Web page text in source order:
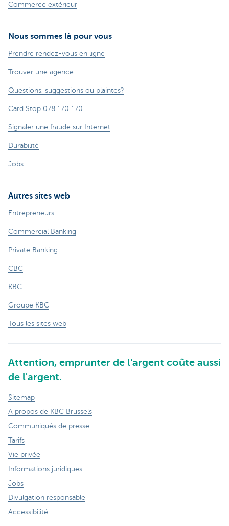
Commerce extérieur
Nous sommes là pour vous
Prendre rendez-vous en ligne
Trouver une agence
Questions, suggestions ou plaintes?
Card Stop 078 170 170
Signaler une fraude sur Internet
Durabilité
Jobs
Autres sites web
Entrepreneurs
Commercial Banking
Private Banking
CBC
KBC
Groupe KBC
Tous les sites web
Attention, emprunter de l'argent coûte aussi
de l'argent.
Sitemap
A propos de KBC Brussels
Communiqués de presse
Tarifs
Vie privée
Informations juridiques
Jobs
Divulgation responsable
Accessibilité